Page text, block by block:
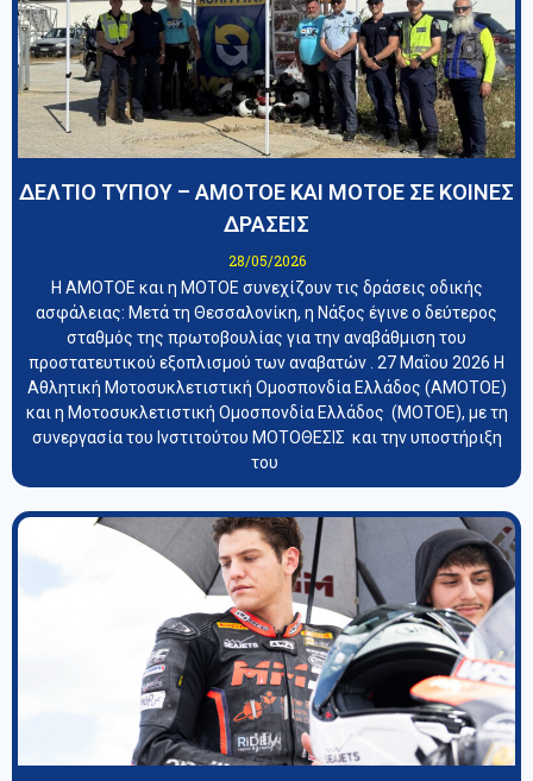
ΔΕΛΤΙΟ ΤΥΠΟΥ – ΑΜΟΤΟΕ ΚΑΙ ΜΟΤΟΕ ΣΕ ΚΟΙΝΕΣ
ΔΡΑΣΕΙΣ
28/05/2026
Η ΑΜΟΤΟΕ και η ΜΟΤΟΕ συνεχίζουν τις δράσεις οδικής
ασφάλειας: Μετά τη Θεσσαλονίκη, η Νάξος έγινε ο δεύτερος
σταθμός της πρωτοβουλίας για την αναβάθμιση του
προστατευτικού εξοπλισμού των αναβατών . 27 Μαΐου 2026 Η
Αθλητική Μοτοσυκλετιστική Ομοσπονδία Ελλάδος (ΑΜΟΤΟΕ)
και η Μοτοσυκλετιστική Ομοσπονδία Ελλάδος (ΜΟΤΟΕ), με τη
συνεργασία του Ινστιτούτου ΜΟΤΟΘΕΣΙΣ και την υποστήριξη
του